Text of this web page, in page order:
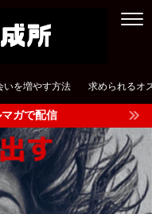
いを増やす方法 求められるオ
ガで配信